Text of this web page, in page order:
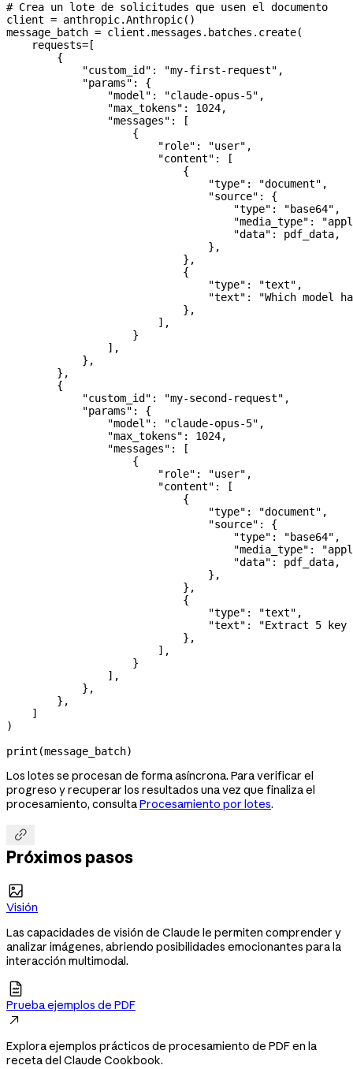
# Crea un lote de solicitudes que usen el documento
client = anthropic.Anthropic()
message_batch = client.messages.batches.create(
    requests
= [
        {
            "custom_id"
: "my-first-request" ,
            "params"
: {
                "model"
: "claude-opus-5" ,
                "max_tokens"
: 1024,
                "messages"
: [
                    {
                        "role"
: "user" ,
                        "content"
: [
                            {
                                "type"
: "document" ,
                                "source"
: {
                                    "type"
: "base64" ,
                                    "media_type"
:
                                    "data"
: pdf_data,
                                },
                            },
                            {
                                "type"
: "text" ,
                                "text"
:
"Which model
                            },
                        ],
                    }
                ],
            },
        },
        {
            "custom_id"
: "my-second-request" ,
            "params"
: {
                "model"
: "claude-opus-5" ,
                "max_tokens"
: 1024,
                "messages"
: [
                    {
                        "role"
: "user" ,
                        "content"
: [
                            {
                                "type"
: "document" ,
                                "source"
: {
                                    "type"
: "base64" ,
                                    "media_type"
:
                                    "data"
: pdf_data,
                                },
                            },
                            {
                                "type"
: "text" ,
                                "text"
:
"Extract 5 key
                            },
                        ],
                    }
                ],
            },
        },
    ]
)
print (message_batch)
Los lotes se procesan de forma asíncrona. Para verificar el
progreso y recuperar los resultados una vez que finaliza el
procesamiento, consultaProcesamiento por lotes.

Próximos pasos

Visión
Las capacidades de visión de Claude le permiten comprender y
analizar imágenes, abriendo posibilidades emocionantes para la
interacción multimodal.

Prueba ejemplos de PDF

Explora ejemplos prácticos de procesamiento de PDF en la
receta del Claude Cookbook.